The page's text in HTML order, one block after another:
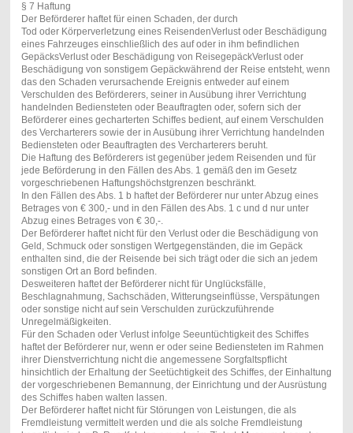
§ 7 Haftung
Der Beförderer haftet für einen Schaden, der durch
Tod oder Körperverletzung eines ReisendenVerlust oder Beschädigung
eines Fahrzeuges einschließlich des auf oder in ihm befindlichen
GepäcksVerlust oder Beschädigung von ReisegepäckVerlust oder
Beschädigung von sonstigem Gepäckwährend der Reise entsteht, wenn
das den Schaden verursachende Ereignis entweder auf einem
Verschulden des Beförderers, seiner in Ausübung ihrer Verrichtung
handelnden Bediensteten oder Beauftragten oder, sofern sich der
Beförderer eines gecharterten Schiffes bedient, auf einem Verschulden
des Vercharterers sowie der in Ausübung ihrer Verrichtung handelnden
Bediensteten oder Beauftragten des Vercharterers beruht.
Die Haftung des Beförderers ist gegenüber jedem Reisenden und für
jede Beförderung in den Fällen des Abs. 1 gemäß den im Gesetz
vorgeschriebenen Haftungshöchstgrenzen beschränkt.
In den Fällen des Abs. 1 b haftet der Beförderer nur unter Abzug eines
Betrages von € 300,- und in den Fällen des Abs. 1 c und d nur unter
Abzug eines Betrages von € 30,-.
Der Beförderer haftet nicht für den Verlust oder die Beschädigung von
Geld, Schmuck oder sonstigen Wertgegenständen, die im Gepäck
enthalten sind, die der Reisende bei sich trägt oder die sich an jedem
sonstigen Ort an Bord befinden.
Desweiteren haftet der Beförderer nicht für Unglücksfälle,
Beschlagnahmung, Sachschäden, Witterungseinflüsse, Verspätungen
oder sonstige nicht auf sein Verschulden zurückzuführende
Unregelmäßigkeiten.
Für den Schaden oder Verlust infolge Seeuntüchtigkeit des Schiffes
haftet der Beförderer nur, wenn er oder seine Bediensteten im Rahmen
ihrer Dienstverrichtung nicht die angemessene Sorgfaltspflicht
hinsichtlich der Erhaltung der Seetüchtigkeit des Schiffes, der Einhaltung
der vorgeschriebenen Bemannung, der Einrichtung und der Ausrüstung
des Schiffes haben walten lassen.
Der Beförderer haftet nicht für Störungen von Leistungen, die als
Fremdleistung vermittelt werden und die als solche Fremdleistung